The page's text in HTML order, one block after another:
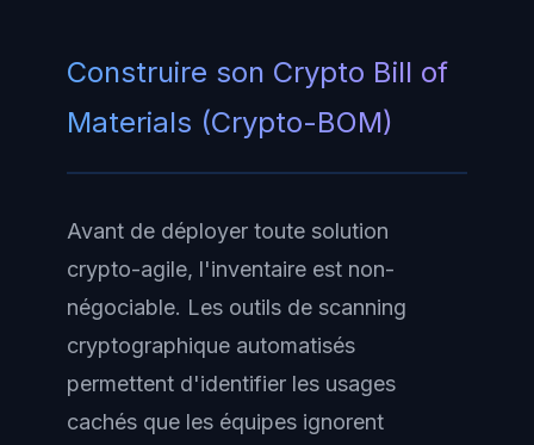
Construire son Crypto Bill of
Materials (Crypto-BOM)
Avant de déployer toute solution
crypto-agile, l'inventaire est non-
négociable. Les outils de scanning
cryptographique automatisés
permettent d'identifier les usages
cachés que les équipes ignorent